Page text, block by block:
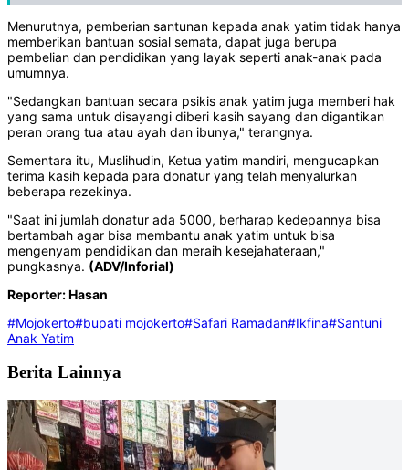
Menurutnya, pemberian santunan kepada anak yatim tidak hanya
memberikan bantuan sosial semata, dapat juga berupa
pembelian dan pendidikan yang layak seperti anak-anak pada
umumnya.
"Sedangkan bantuan secara psikis anak yatim juga memberi hak
yang sama untuk disayangi diberi kasih sayang dan digantikan
peran orang tua atau ayah dan ibunya," terangnya.
Sementara itu, Muslihudin, Ketua yatim mandiri, mengucapkan
terima kasih kepada para donatur yang telah menyalurkan
beberapa rezekinya.
"Saat ini jumlah donatur ada 5000, berharap kedepannya bisa
bertambah agar bisa membantu anak yatim untuk bisa
mengenyam pendidikan dan meraih kesejahateraan,"
pungkasnya. (ADV/Inforial)
Reporter: Hasan
#Mojokerto#bupati mojokerto#Safari Ramadan#Ikfina#Santuni
Anak Yatim
Berita Lainnya